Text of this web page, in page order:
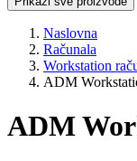
Naslovna
Računala
Workstation
ADM
ADM